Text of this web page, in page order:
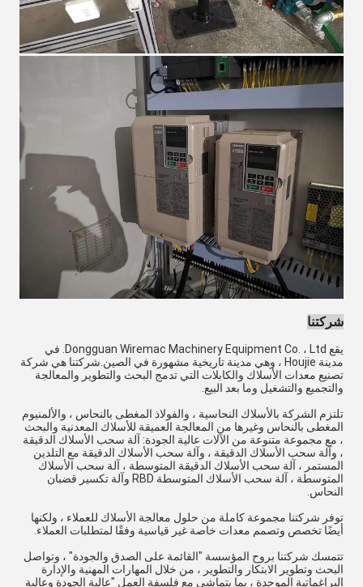
شركتنا
يقع Dongguan Wiremac Machinery Equipment Co. ، Ltd. في
مدينة Houjie ، وهي مدينة تاريخية مشهورة في الصين.شركتنا هي شركة
تصنيع معدات الأسلاك والكابلات التي تدمج البحث والتطوير والمعالجة
والتجميع والتشغيل وما بعد البيع.
تلتزم الشركة بالأسلاك النحاسية ، والفولاذ المغطى بالنحاس ، والألمنيوم
المغطى بالنحاس وغيرها من المعالجة العميقة للأسلاك المعدنية والبحث
، مع مجموعة متنوعة من الآلات عالية الجودة: آلة سحب الأسلاك الدقيقة
، وآلة سحب الأسلاك الدقيقة ، وآلة سحب الأسلاك الدقيقة مع التلدين
المستمر ، آلة سحب الأسلاك الدقيقة المتوسطة ، آلة سحب الأسلاك
المتوسطة ، آلة سحب الأسلاك المتوسطة RBD وآلة تكسير قضبان
النحاس.
توفر شركتنا مجموعة كاملة من حلول معالجة الأسلاك للعملاء ، ولكنها
أيضًا تخصص وتصمم معدات خاصة غير قياسية وفقًا لمتطلبات العملاء.
تتمسك شركتنا بروح المؤسسة "القائمة على الصدق والجودة" ، وتواصل
البحث وتطوير الابتكار والتطوير ، من خلال المهارات المهنية والإدارة
البراغماتية الموحدة ، بما يتماشى مع فلسفة العمل "عالية الجودة وعالية